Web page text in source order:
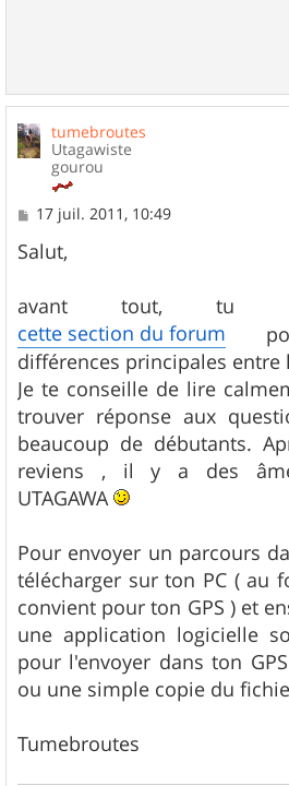
tumebroutes
Utagawiste
gourou
M
s
s
g
e
17 juil. 2011, 10:49
Salut,
avant tout, tu
cette section du forum
différences principales entre
Je te conseille de lire
trouver réponse aux
beaucoup de débutants.
reviens , il y a des
UTAGAWA
Pour envoyer un parcours
télécharger sur ton PC ( au
convient pour ton GPS ) et
une application logicielle
pour l'envoyer dans ton
ou une simple copie du
Tumebroutes